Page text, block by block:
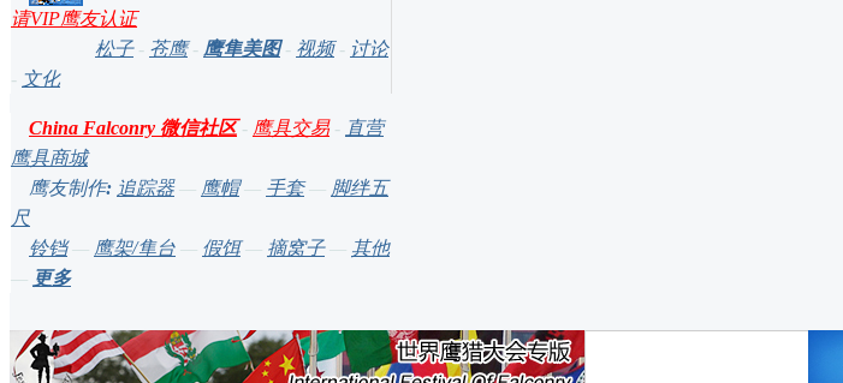
请VIP鹰友认证
松子- 苍鹰- 鹰隼美图- 视频- 讨论
- 文化
China Falconry 微信社区- 鹰具交易- 直营
鹰具商城
鹰友制作: 追踪器— 鹰帽— 手套— 脚绊五
尺
铃铛— 鹰架/隼台 — 假饵— 摘窝子— 其他
— 更多